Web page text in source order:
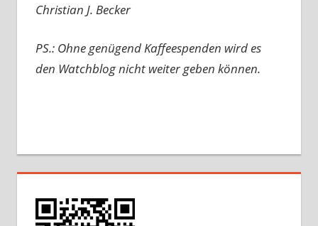
Christian J. Becker
PS.: Ohne genügend Kaffeespenden wird es
den Watchblog nicht weiter geben können.